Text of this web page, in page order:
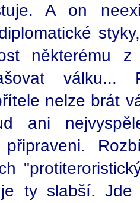
A on
některému z
válku...
nelze brát
ani
ty slabší.